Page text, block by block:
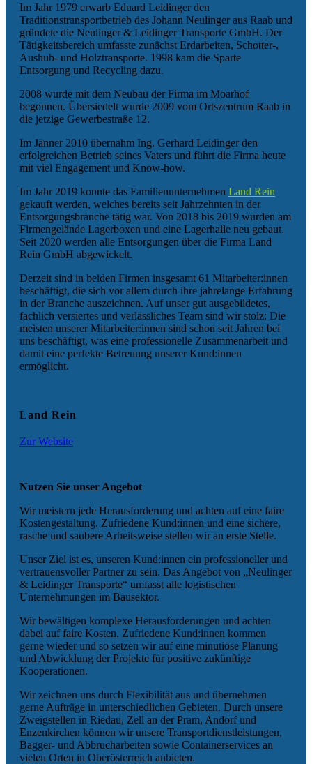
Im Jahr 1979 erwarb Eduard Leidinger den
Traditionstransportbetrieb des Johann Neulinger aus Raab und
gründete die Neulinger & Leidinger Transporte GmbH. Der
Tätigkeitsbereich umfasste zunächst Erdarbeiten, Schotter-,
Aushub- und Holztransporte. 1998 kam die Sparte
Entsorgung und Recycling dazu.
2008 wurde mit dem Neubau der Firma im Moarhof
begonnen. Übersiedelt wurde 2009 vom Ortszentrum Raab in
die jetzige Gewerbestraße 12.
Im Jänner 2010 übernahm Ing. Gerhard Leidinger den
erfolgreichen Betrieb seines Vaters und führt die Firma heute
mit viel Engagement und Know-how.
Im Jahr 2019 konnte das Familienunternehmen Land Rein
gekauft werden, welches bereits seit Jahrzehnten in der
Entsorgungsbranche tätig war. Von 2018 bis 2019 wurden am
Firmengelände Lagerboxen und eine Lagerhalle neu gebaut.
Seit 2020 werden alle Entsorgungen über die Firma Land
Rein GmbH abgewickelt.
Derzeit sind in beiden Firmen insgesamt 61 Mitarbeiter:innen
beschäftigt, die sich vor allem durch ihre jahrelange Erfahrung
in der Branche auszeichnen. Auf unser gut ausgebildetes,
fachlich versiertes und verlässliches Team sind wir stolz: Die
meisten unserer Mitarbeiter:innen sind schon seit Jahren bei
uns beschäftigt, was eine professionelle Zusammenarbeit und
damit eine perfekte Betreuung unserer Kund:innen
ermöglicht.
Land Rein
Zur Website
Nutzen Sie unser Angebot
Wir meistern jede Herausforderung und achten auf eine faire
Kostengestaltung. Zufriedene Kund:innen und eine sichere,
rasche und saubere Arbeitsweise stellen wir an erste Stelle.
Unser Ziel ist es, unseren Kund:innen ein professioneller und
vertrauensvoller Partner zu sein. Das Angebot von „Neulinger
& Leidinger Transporte“ umfasst alle logistischen
Unternehmungen im Bausektor.
Wir bewältigen komplexe Herausforderungen und achten
dabei auf faire Kosten. Zufriedene Kund:innen kommen
gerne wieder und so setzen wir auf eine minutiöse Planung
und Abwicklung der Projekte für positive zukünftige
Kooperationen.
Wir zeichnen uns durch Flexibilität aus und übernehmen
gerne Aufträge in unterschiedlichen Gebieten. Durch unsere
Zweigstellen in Riedau, Zell an der Pram, Andorf und
Enzenkirchen können wir unsere Transportdienstleistungen,
Bagger- und Abbrucharbeiten sowie Containerservices an
vielen Orten in Oberösterreich anbieten.